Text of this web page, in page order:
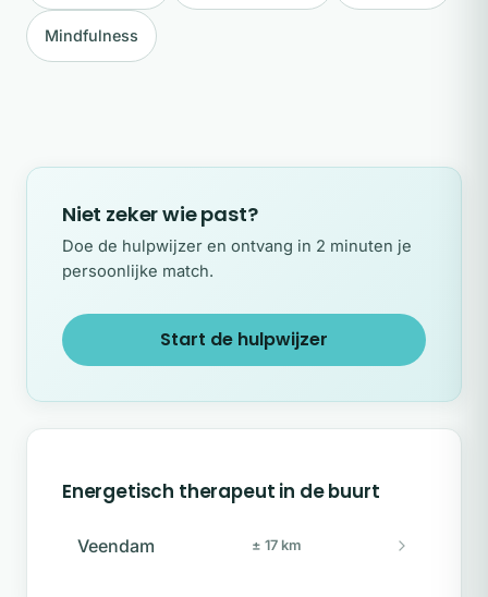
Mindfulness
Niet zeker wie past?
Doe de hulpwijzer en ontvang in 2 minuten je
persoonlijke match.
Start de hulpwijzer
Energetisch therapeut in de buurt
Veendam ± 17 km